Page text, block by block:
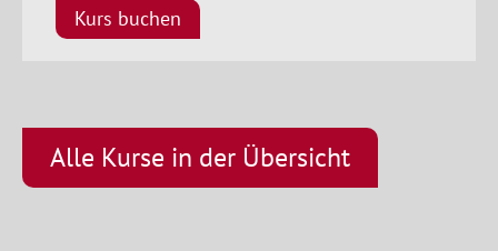
Kurs buchen
Alle Kurse in der Übersicht